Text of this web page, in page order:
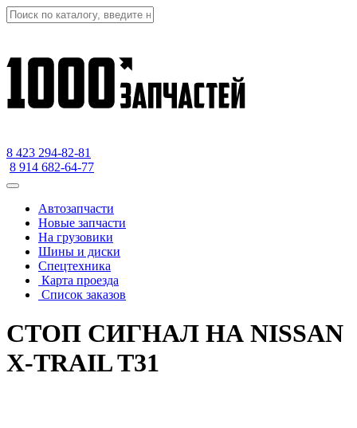
8 423 294-82-81
8 914 682-64-77
Автозапчасти
Новые запчасти
На грузовики
Шины и диски
Спецтехника
Карта проезда
Список заказов
СТОП СИГНАЛ НА NISSAN
X-TRAIL T31